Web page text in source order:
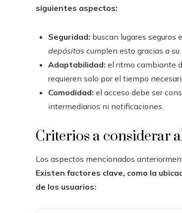
siguientes aspectos:
Seguridad: buscan lugares seguros
depósitos cumplen esto gracias a
Adaptabilidad: el ritmo cambiante
requieren solo por el tiempo
Comodidad: el acceso debe ser
intermediarios ni notificaciones.
Criterios a considerar
Los aspectos mencionados
Existen factores clave, como la
de los usuarios: